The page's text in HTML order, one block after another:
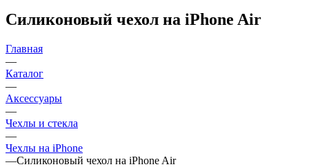
Силиконовый чехол на iPhone Air
Главная
—
Каталог
—
Аксессуары
—
Чехлы и стекла
—
Чехлы на iPhone
—Силиконовый чехол на iPhone Air